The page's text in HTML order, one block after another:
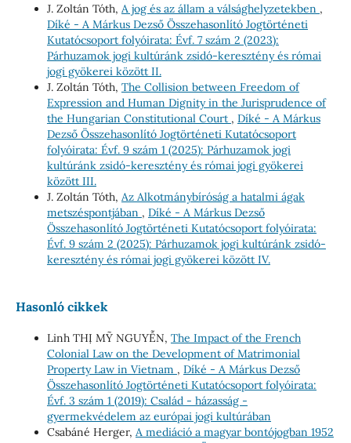
J. Zoltán Tóth, A jog és az állam a válsághelyzetekben ,
Díké - A Márkus Dezső Összehasonlító Jogtörténeti
Kutatócsoport folyóirata: Évf. 7 szám 2 (2023):
Párhuzamok jogi kultúránk zsidó-keresztény és római
jogi gyökerei között II.
J. Zoltán Tóth, The Collision between Freedom of
Expression and Human Dignity in the Jurisprudence of
the Hungarian Constitutional Court , Díké - A Márkus
Dezső Összehasonlító Jogtörténeti Kutatócsoport
folyóirata: Évf. 9 szám 1 (2025): Párhuzamok jogi
kultúránk zsidó-keresztény és római jogi gyökerei
között III.
J. Zoltán Tóth, Az Alkotmánybíróság a hatalmi ágak
metszéspontjában , Díké - A Márkus Dezső
Összehasonlító Jogtörténeti Kutatócsoport folyóirata:
Évf. 9 szám 2 (2025): Párhuzamok jogi kultúránk zsidó-
keresztény és római jogi gyökerei között IV.
Hasonló cikkek
Linh THỊ MỸ NGUYỄN, The Impact of the French
Colonial Law on the Development of Matrimonial
Property Law in Vietnam , Díké - A Márkus Dezső
Összehasonlító Jogtörténeti Kutatócsoport folyóirata:
Évf. 3 szám 1 (2019): Család - házasság -
gyermekvédelem az európai jogi kultúrában
Csabáné Herger, A mediáció a magyar bontójogban 1952